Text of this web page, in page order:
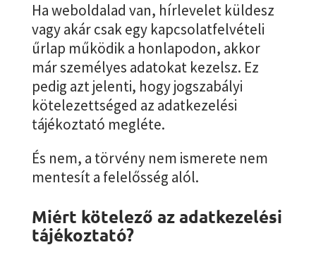
Ha weboldalad van, hírlevelet küldesz
vagy akár csak egy kapcsolatfelvételi
űrlap működik a honlapodon, akkor
már személyes adatokat kezelsz. Ez
pedig azt jelenti, hogy jogszabályi
kötelezettséged az adatkezelési
tájékoztató megléte.
És nem, a törvény nem ismerete nem
mentesít a felelősség alól.
Miért kötelező az adatkezelési
tájékoztató?